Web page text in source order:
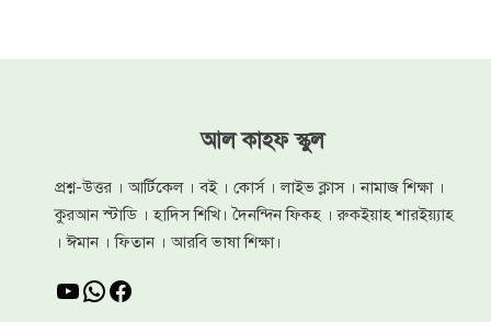
আল কাহফ স্কুল
প্রশ্ন-উত্তর । আর্টিকেল । বই । কোর্স । লাইভ ক্লাস । নামাজ শিক্ষা ।
কুরআন স্টাডি । হাদিস শিখি। দৈনন্দিন ফিকহ । রুকইয়াহ শারইয়্যাহ
। ঈমান । ফিতান । আরবি ভাষা শিক্ষা।
YouTube
WhatsApp
Facebook